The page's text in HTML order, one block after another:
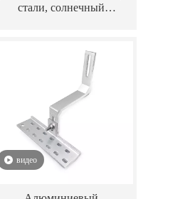
стали, солнечный
системы крепления
солнечной
фотоэлектрической панели
видео